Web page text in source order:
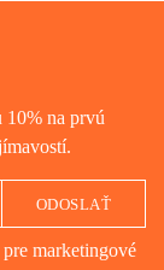
10% na prvú
marketingové
ODOSLAŤ